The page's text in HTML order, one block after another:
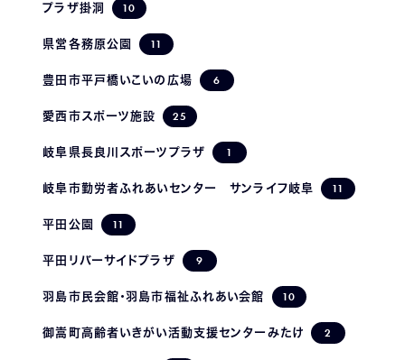
プラザ掛洞 10
県営各務原公園 11
豊田市平戸橋いこいの広場 6
愛西市スポーツ施設 25
岐阜県長良川スポーツプラザ 1
岐阜市勤労者ふれあいセンター サンライフ岐阜 11
平田公園 11
平田リバーサイドプラザ 9
羽島市民会館・羽島市福祉ふれあい会館 10
御嵩町高齢者いきがい活動支援センターみたけ 2